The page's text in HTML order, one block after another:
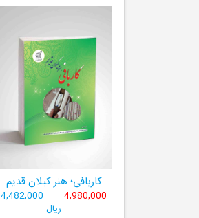
کاربافی؛ هنر کیلان قدیم
4,980,000
4,482,000
ریال